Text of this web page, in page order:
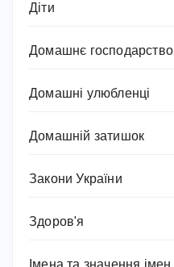
Діти
Домашнє господарство
Домашні улюбленці
Домашній затишок
Закони України
Здоров'я